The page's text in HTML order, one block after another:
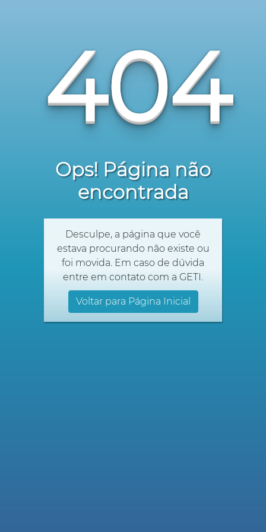
404
Ops! Página não
encontrada
Desculpe, a página que você
estava procurando não existe ou
foi movida. Em caso de dúvida
entre em contato com a GETI.
Voltar para Página Inicial